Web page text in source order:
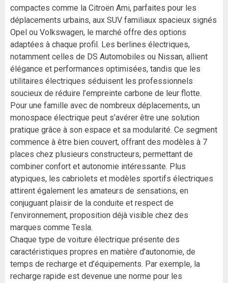
compactes comme la Citroën Ami, parfaites pour les
déplacements urbains, aux SUV familiaux spacieux signés
Opel ou Volkswagen, le marché offre des options
adaptées à chaque profil. Les berlines électriques,
notamment celles de DS Automobiles ou Nissan, allient
élégance et performances optimisées, tandis que les
utilitaires électriques séduisent les professionnels
soucieux de réduire l’empreinte carbone de leur flotte.
Pour une famille avec de nombreux déplacements, un
monospace électrique peut s’avérer être une solution
pratique grâce à son espace et sa modularité. Ce segment
commence à être bien couvert, offrant des modèles à 7
places chez plusieurs constructeurs, permettant de
combiner confort et autonomie intéressante. Plus
atypiques, les cabriolets et modèles sportifs électriques
attirent également les amateurs de sensations, en
conjuguant plaisir de la conduite et respect de
l’environnement, proposition déjà visible chez des
marques comme Tesla.
Chaque type de voiture électrique présente des
caractéristiques propres en matière d’autonomie, de
temps de recharge et d’équipements. Par exemple, la
recharge rapide est devenue une norme pour les